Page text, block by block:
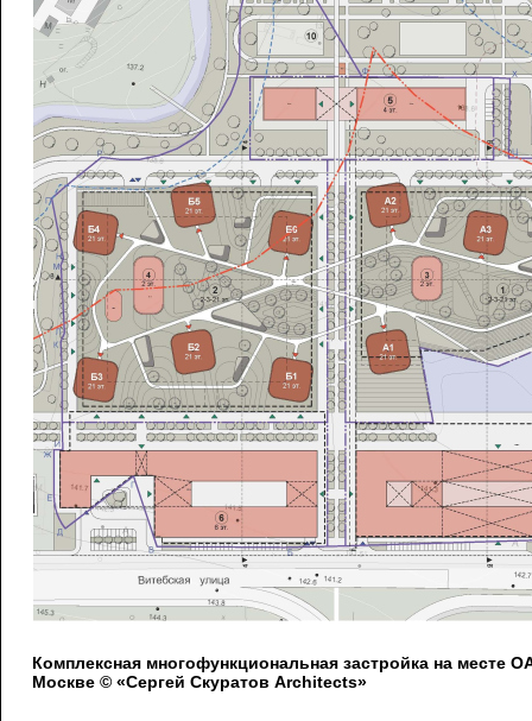
Комплексная многофункциональная застройка на месте
Москве © «Сергей Скуратов Architects»